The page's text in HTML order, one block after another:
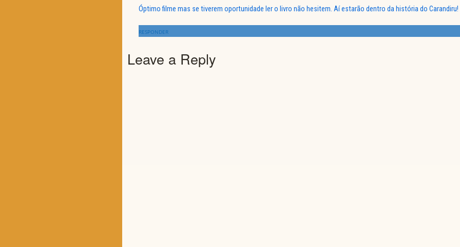
Óptimo filme mas se tiverem oportunidade ler o livro não hesitem. Aí estarão dentro da história do Carandiru!
RESPONDER
Leave a Reply